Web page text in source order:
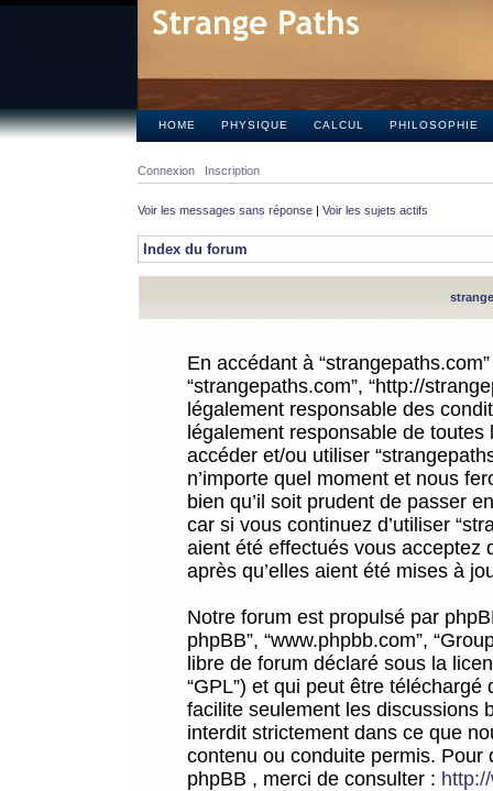
HOME PHYSIQUE CALCUL PHILOSOPHIE
Connexion Inscription
Voir les messages sans réponse | Voir les sujets actifs
Index du forum
En accédant à
“strangepaths.com”, “http://
légalement responsable des
légalement responsable de
accéder et/ou utiliser
n’importe quel moment et nous
bien qu’il soit prudent de passer
car si vous continuez d’utiliser
aient été effectués vous acceptez
après qu’elles aient été mises à
Notre forum est propulsé par
phpBB”, “www.phpbb.com”,
libre de forum déclaré sous la
“GPL”) et qui peut être téléchargé
facilite seulement les discussions
interdit strictement dans ce que
contenu ou conduite permis.
phpBB , merci de consulter :